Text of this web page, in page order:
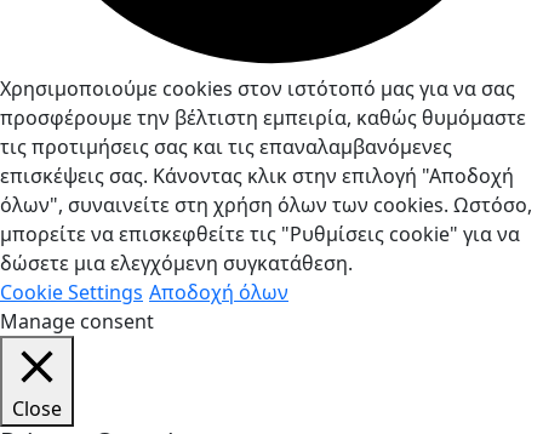
Χρησιμοποιούμε cookies στον ιστότοπό μας για να σας
προσφέρουμε την βέλτιστη εμπειρία, καθώς θυμόμαστε
τις προτιμήσεις σας και τις επαναλαμβανόμενες
επισκέψεις σας. Κάνοντας κλικ στην επιλογή "Αποδοχή
όλων", συναινείτε στη χρήση όλων των cookies. Ωστόσο,
μπορείτε να επισκεφθείτε τις "Ρυθμίσεις cookie" για να
δώσετε μια ελεγχόμενη συγκατάθεση.
Cookie Settings Αποδοχή όλων
Manage consent
Close